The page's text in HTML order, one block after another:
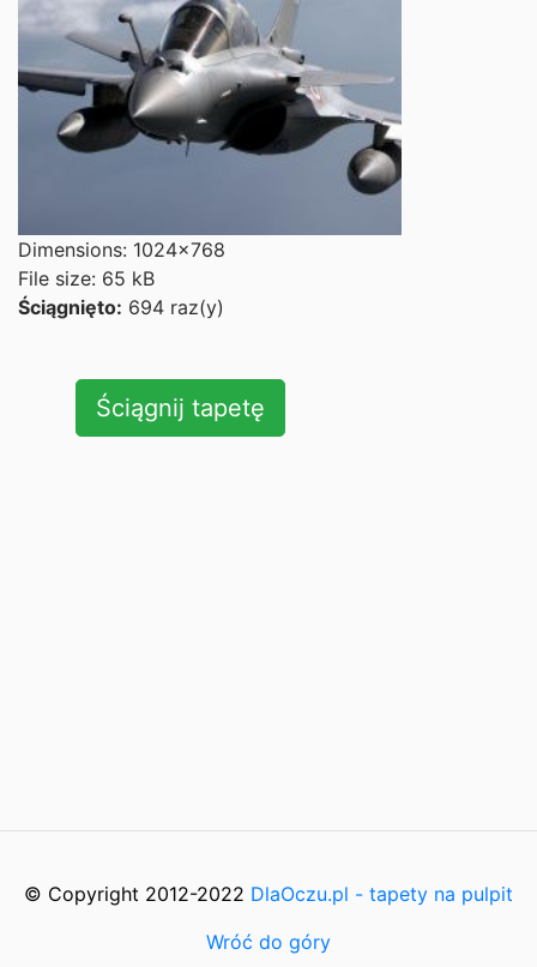
Dimensions: 1024x768
File size: 65 kB
Ściągnięto: 694 raz(y)
Ściągnij tapetę
© Copyright 2012-2022 DlaOczu.pl - tapety na pulpit
Wróć do góry